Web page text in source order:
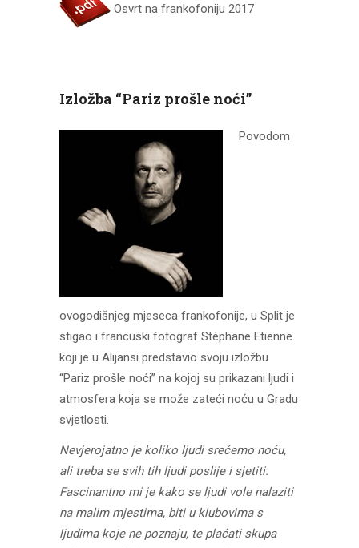
Osvrt na frankofoniju 2017
Izložba “Pariz prošle noći”
Povodom
ovogodišnjeg mjeseca frankofonije, u Split je
stigao i francuski fotograf Stéphane Etienne
koji je u Alijansi predstavio svoju izložbu
“Pariz prošle noći” na kojoj su prikazani ljudi i
atmosfera koja se može zateći noću u Gradu
svjetlosti.
Nevjerojatno je koliko ljudi srećemo noću,
ali treba se svih tih ljudi poslije i sjetiti.
Fascinantno mi je kako se ljudi vole nalaziti
na malim mjestima, biti u klubovima s
ljudima koje ne poznaju, te plaćati skupa